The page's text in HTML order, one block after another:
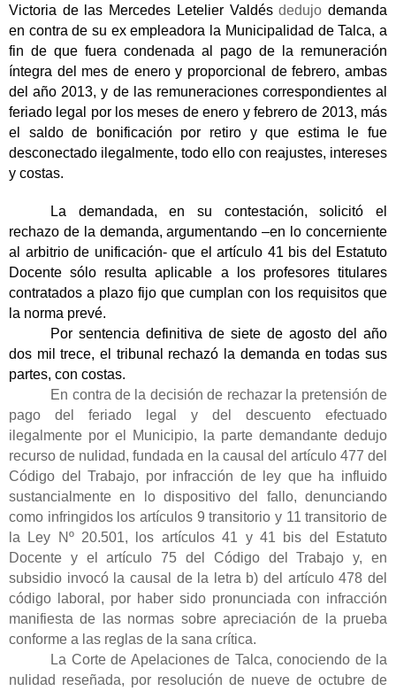
Victoria de las Mercedes Letelier Valdésdedujodemanda
en contra de su ex empleadora la Municipalidad de Talca, a
fin de que fuera condenada al pago de la remuneración
íntegra del mes de enero y proporcional de febrero, ambas
del año 2013, y de las remuneraciones correspondientes al
feriado legal por los meses de enero y febrero de 2013, más
el saldo de bonificación por retiro y que estima le fue
desconectado ilegalmente, todo ello con reajustes, intereses
y costas.
La demandada, en su contestación, solicitó el
rechazo de la demanda, argumentando –en lo concerniente
al arbitrio de unificación- que el artículo 41 bis del Estatuto
Docente sólo resulta aplicable a los profesores titulares
contratados a plazo fijo que cumplan con los requisitos que
la norma prevé.
Por sentencia definitiva de siete de agosto del año
dos mil trece, el tribunal rechazó la demanda en todas sus
partes, con costas.
En contra de la decisión de rechazar la pretensión de
pago del feriado legal y del descuento efectuado
ilegalmente por el Municipio, la parte demandante dedujo
recurso de nulidad, fundada en la causal del artículo 477 del
Código del Trabajo, por infracción de ley que ha influido
sustancialmente en lo dispositivo del fallo, denunciando
como infringidos los artículos 9 transitorio y 11 transitorio de
la Ley Nº 20.501, los artículos 41 y 41 bis del Estatuto
Docente y el artículo 75 del Código del Trabajo y, en
subsidio invocó la causal de la letra b) del artículo 478 del
código laboral, por haber sido pronunciada con infracción
manifiesta de las normas sobre apreciación de la prueba
conforme a las reglas de la sana crítica.
La Corte de Apelaciones de Talca, conociendo de la
nulidad reseñada, por resolución de nueve de octubre de